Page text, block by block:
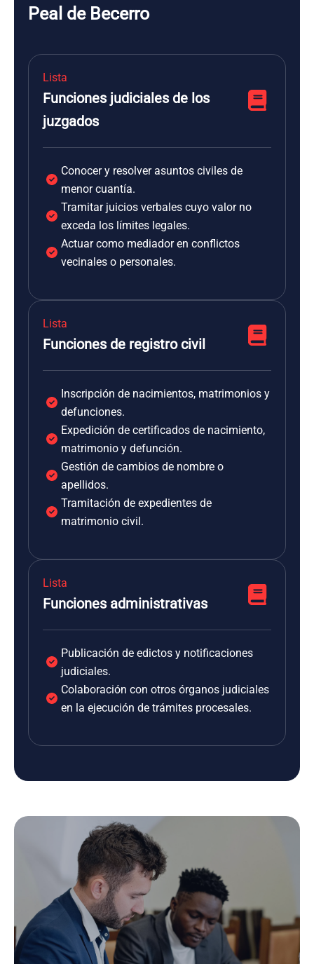
Peal de Becerro
Lista
Funciones judiciales de los
juzgados
Conocer y resolver asuntos civiles de
menor cuantía.
Tramitar juicios verbales cuyo valor no
exceda los límites legales.
Actuar como mediador en conflictos
vecinales o personales.
Lista
Funciones de registro civil
Inscripción de nacimientos, matrimonios y
defunciones.
Expedición de certificados de nacimiento,
matrimonio y defunción.
Gestión de cambios de nombre o
apellidos.
Tramitación de expedientes de
matrimonio civil.
Lista
Funciones administrativas
Publicación de edictos y notificaciones
judiciales.
Colaboración con otros órganos judiciales
en la ejecución de trámites procesales.